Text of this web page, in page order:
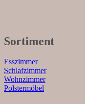
Sortiment
Esszimmer
Schlafzimmer
Wohnzimmer
Polstermöbel